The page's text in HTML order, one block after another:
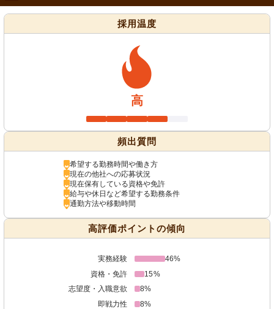
採用温度
高
頻出質問
希望する勤務時間や働き方
現在の他社への応募状況
現在保有している資格や免許
給与や休日など希望する勤務条件
通勤方法や移動時間
高評価ポイントの傾向
実務経験
46%
資格・免許
15%
志望度・入職意欲
8%
即戦力性
8%